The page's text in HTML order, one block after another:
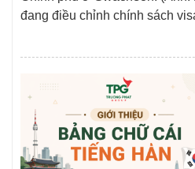
đang điều chỉnh chính sách